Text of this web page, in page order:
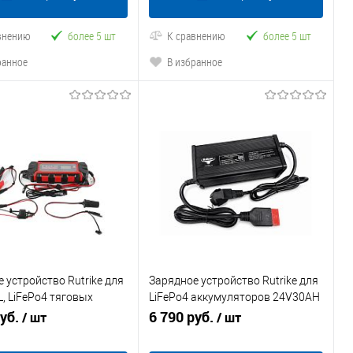
более 5 шт
К сравнению
более 5 шт
В избранное
устройство Rutrike для
LiFePo4 тяговых
с десульфатором
/ шт
Зарядное устройство Rutrike для
LiFePo4 аккумуляторов 24V30AH
(29.2V 10А)
6 790 руб./ шт